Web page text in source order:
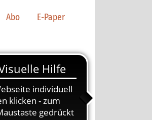
Abo E-Paper